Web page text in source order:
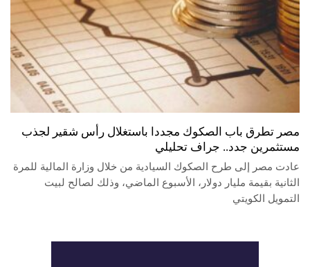
مصر تطرق باب الصكوك مجددا باستغلال رأس شقير لجذب
مستثمرين جدد.. جراف تحليلي
عادت مصر إلى طرح الصكوك السيادية من خلال وزارة المالية للمرة
الثانية بقيمة مليار دولار، الأسبوع الماضي، وذلك لصالح لبيت
التمويل الكويتي